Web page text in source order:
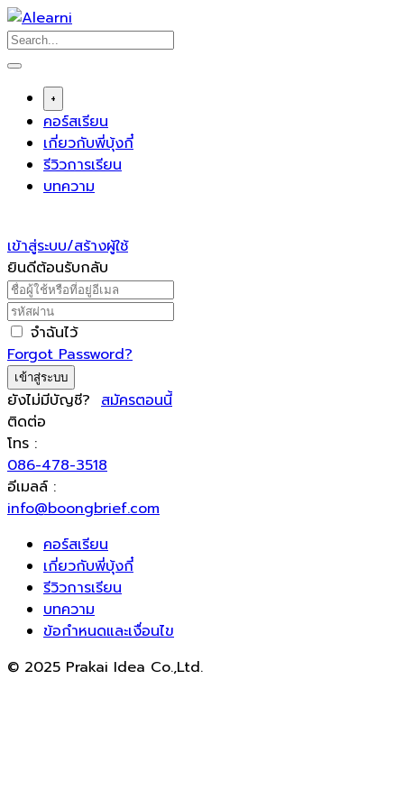
Skip
to
content
+
คอร์สเรียน
เกี่ยวกับพี่บุ้งกี๋
รีวิวการเรียน
บทความ
เข้าสู่ระบบ/สร้างผู้ใช้
ยินดีต้อนรับกลับ
จำฉันไว้
Forgot Password?
เข้าสู่ระบบ
ยังไม่มีบัญชี? สมัครตอนนี้
ติดต่อ
โทร :
086-478-3518
อีเมลล์ :
info@boongbrief.com
คอร์สเรียน
เกี่ยวกับพี่บุ้งกี๋
รีวิวการเรียน
บทความ
ข้อกำหนดและเงื่อนไข
© 2025 Prakai Idea Co.,Ltd.